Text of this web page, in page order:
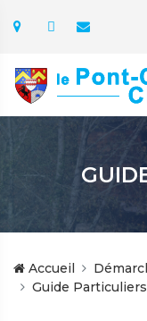
Accueil
Guide Particuliers